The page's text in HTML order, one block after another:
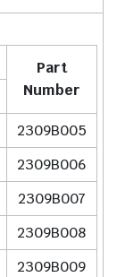
Part
Number
2309B005
2309B006
2309B007
2309B008
2309B009